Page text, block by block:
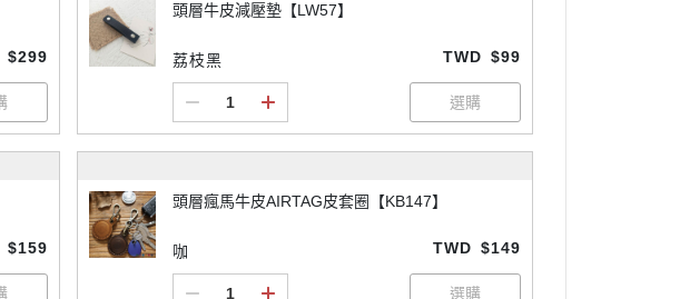
$299
頭層牛皮減壓墊【LW57】
荔枝黑 TWD $99
$159
頭層瘋馬牛皮AIRTAG皮套圈【KB147】
咖 TWD $149